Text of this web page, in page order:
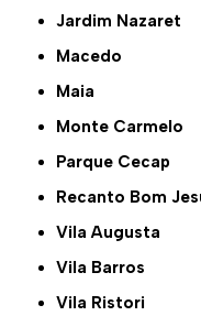
Jardim Nazaret
Macedo
Maia
Monte Carmelo
Parque Cecap
Recanto Bom
Vila Augusta
Vila Barros
Vila Ristori